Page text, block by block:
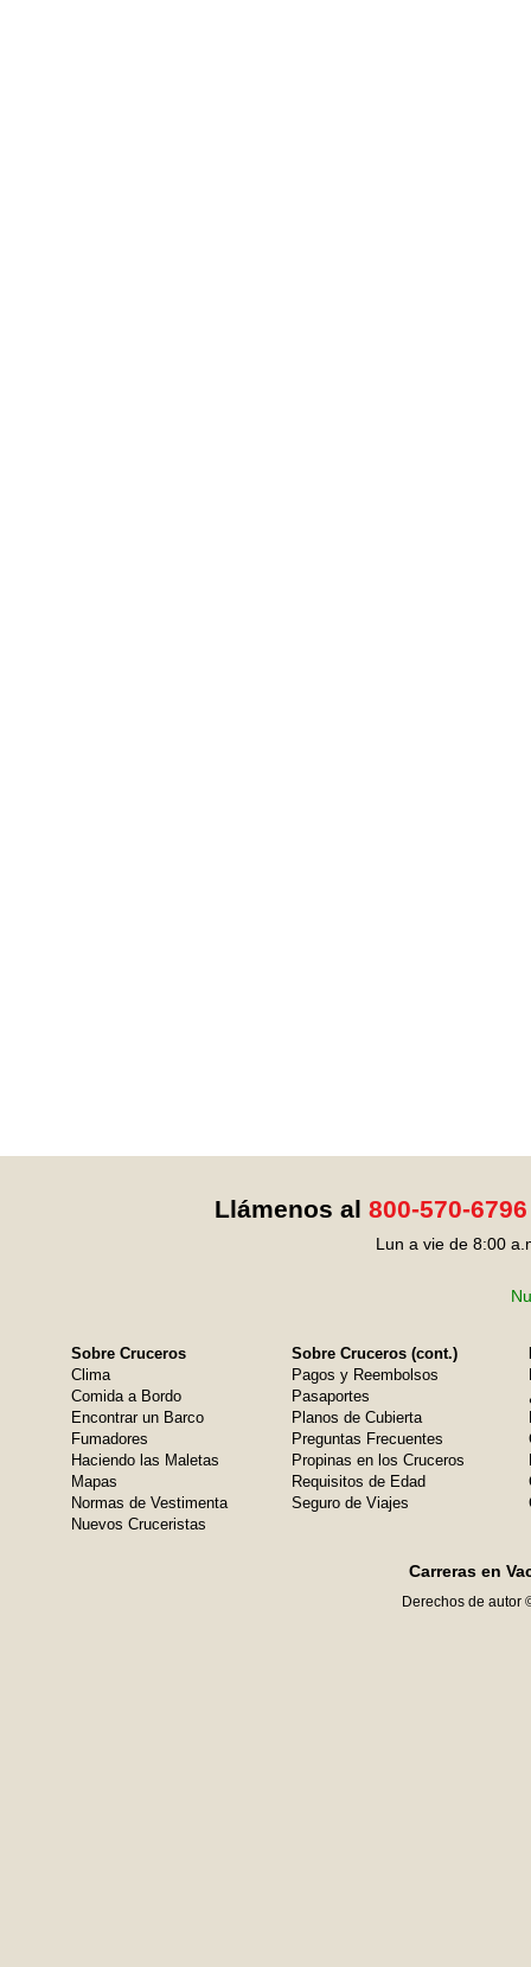
Llámenos al 800-570-6796
Lun a vie de 8:00
Sobre Cruceros
Clima
Comida a Bordo
Encontrar un Barco
Fumadores
Haciendo las Maletas
Mapas
Normas de Vestimenta
Nuevos Cruceristas
Sobre Cruceros (cont.)
Pagos y Reembolsos
Pasaportes
Planos de Cubierta
Preguntas Frecuentes
Propinas en los Cruceros
Requisitos de Edad
Seguro de Viajes
Carreras en
Derechos de autor